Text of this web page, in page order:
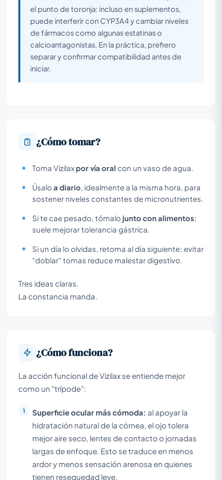
el punto de toronja: incluso en suplementos,
puede interferir con CYP3A4 y cambiar niveles
de fármacos como algunas estatinas o
calcioantagonistas. En la práctica, prefiero
separar y confirmar compatibilidad antes de
iniciar.
¿Cómo tomar?
Toma Vizilax por vía oral con un vaso de agua.
Úsalo a diario, idealmente a la misma hora, para
sostener niveles constantes de micronutrientes.
Si te cae pesado, tómalo junto con alimentos;
suele mejorar tolerancia gástrica.
Si un día lo olvidas, retoma al día siguiente; evitar
“doblar” tomas reduce malestar digestivo.
Tres ideas claras.
La constancia manda.
¿Cómo funciona?
La acción funcional de Vizilax se entiende mejor
como un “trípode”:
Superficie ocular más cómoda: al apoyar la
hidratación natural de la córnea, el ojo tolera
mejor aire seco, lentes de contacto o jornadas
largas de enfoque. Esto se traduce en menos
ardor y menos sensación arenosa en quienes
tienen resequedad leve.